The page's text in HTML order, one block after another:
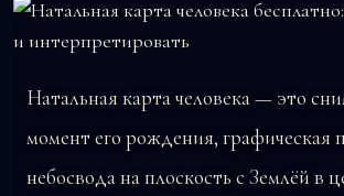
Натальная карта человека — это
момент его рождения, графическая
небосвода на плоскость с Землёй в